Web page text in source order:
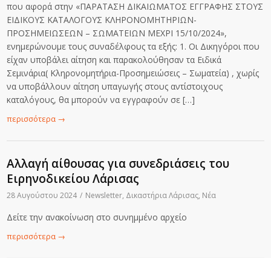
που αφορά στην «ΠΑΡΑΤΑΣΗ ΔΙΚΑΙΩΜΑΤΟΣ ΕΓΓΡΑΦΗΣ ΣΤΟΥΣ
ΕΙΔΙΚΟΥΣ ΚΑΤΑΛΟΓΟΥΣ ΚΛΗΡΟΝΟΜΗΤΗΡΙΩΝ-
ΠΡΟΣΗΜΕΙΩΣΕΩΝ – ΣΩΜΑΤΕΙΩΝ ΜΕΧΡΙ 15/10/2024»,
ενημερώνουμε τους συναδέλφους τα εξής: 1. Οι Δικηγόροι που
είχαν υποβάλει αίτηση και παρακολούθησαν τα Ειδικά
Σεμινάρια( Κληρονομητήρια-Προσημειώσεις – Σωματεία) , χωρίς
να υποβάλλουν αίτηση υπαγωγής στους αντίστοιχους
καταλόγους, θα μπορούν να εγγραφούν σε […]
περισσότερα →
Αλλαγή αίθουσας για συνεδριάσεις του
Ειρηνοδικείου Λάρισας
28 Αυγούστου 2024 / Newsletter, Δικαστήρια Λάρισας, Νέα
Δείτε την ανακοίνωση στο συνημμένο αρχείο
περισσότερα →